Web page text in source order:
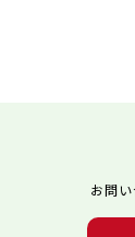
お問